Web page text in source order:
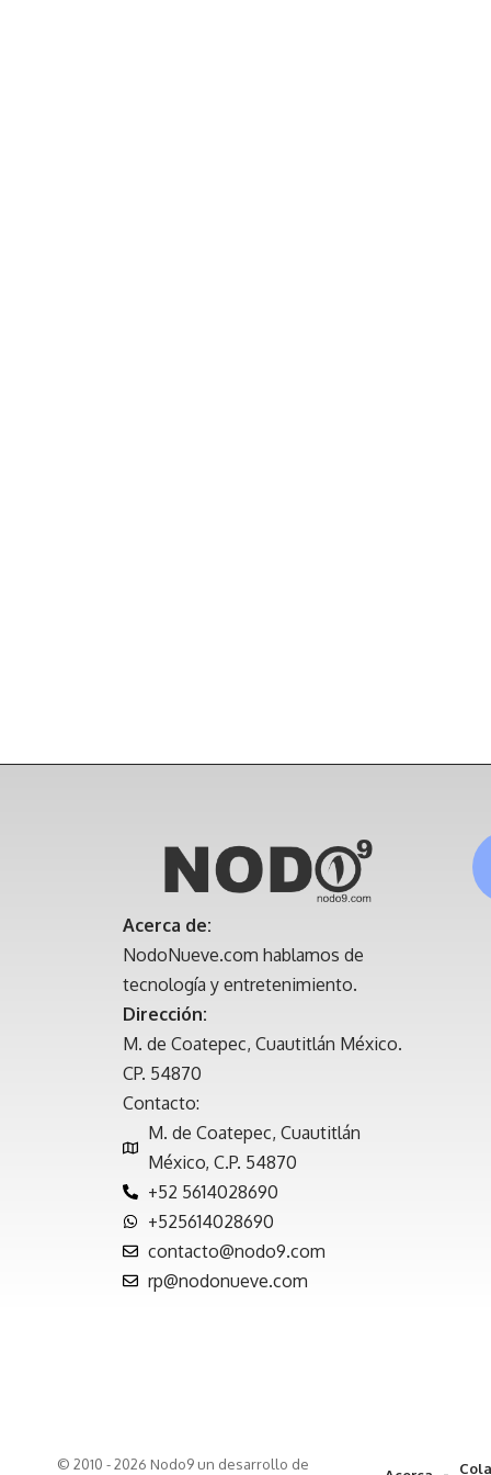
Acerca de:
NodoNueve.com hablamos de
tecnología y entretenimiento.
Dirección:
M. de Coatepec, Cuautitlán México.
CP. 54870
Contacto:
M. de Coatepec, Cuautitlán
México, C.P. 54870
+52 5614028690
+525614028690
contacto@nodo9.com
rp@nodonueve.com
© 2010 - 2026 Nodo9 un desarrollo de